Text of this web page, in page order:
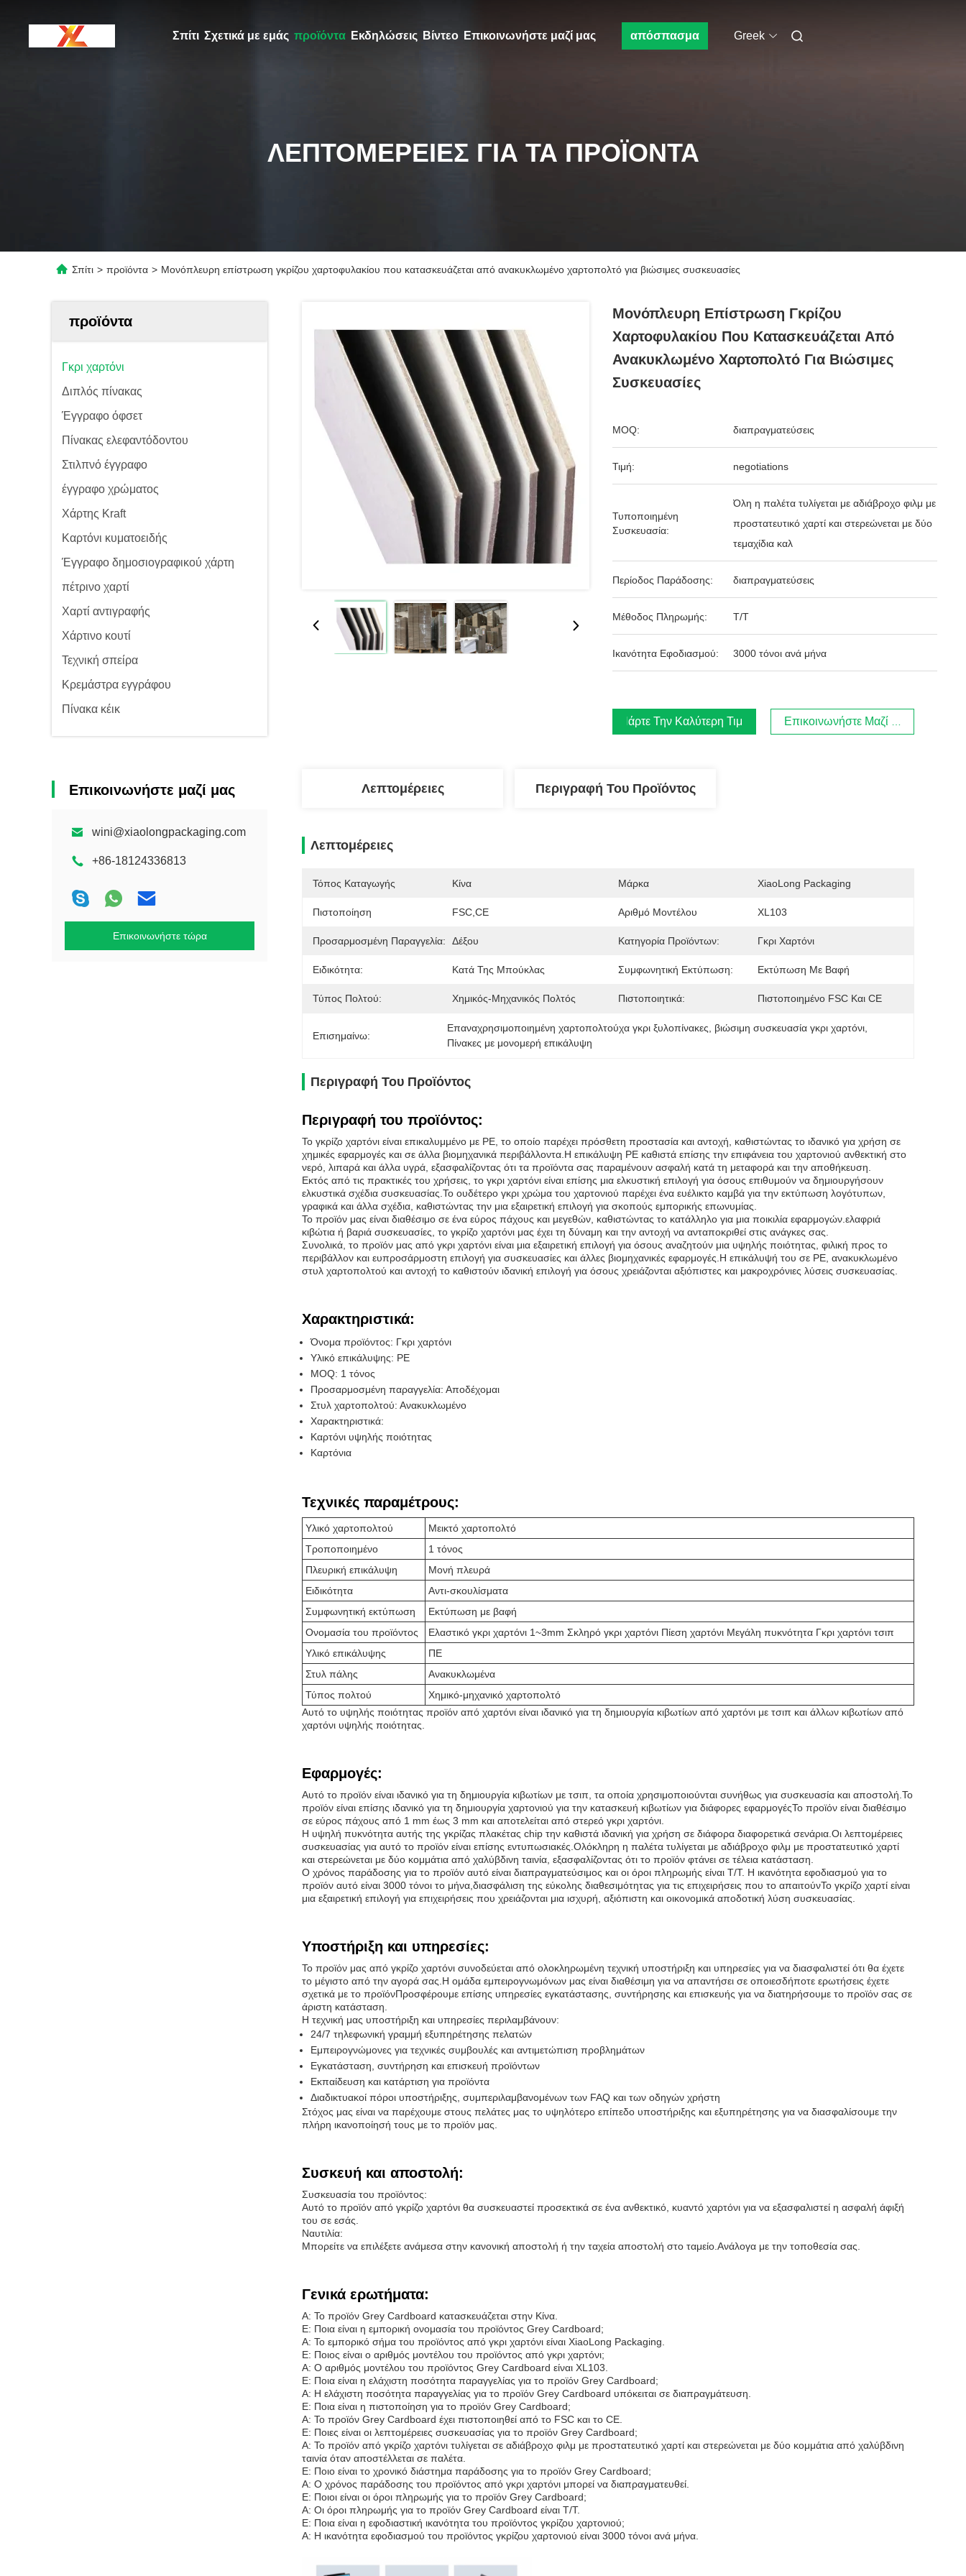
Σπίτι Σχετικά με εμάς προϊόντα Εκδηλώσεις Βίντεο Επικοινωνήστε μαζί μας απόσπασμα Greek
ΛΕΠΤΟΜΈΡΕΙΕΣ ΓΙΑ ΤΑ ΠΡΟΪΌΝΤΑ
Σπίτι > προϊόντα > Μονόπλευρη επίστρωση γκρίζου χαρτοφυλακίου που κατασκευάζεται από ανακυκλωμένο χαρτοπολτό για βιώσιμες συσκευασίες
προϊόντα
Γκρι χαρτόνι
Διπλός πίνακας
Έγγραφο όφσετ
Πίνακας ελεφαντόδοντου
Στιλπνό έγγραφο
έγγραφο χρώματος
Χάρτης Kraft
Καρτόνι κυματοειδής
Έγγραφο δημοσιογραφικού χάρτη
πέτρινο χαρτί
Χαρτί αντιγραφής
Χάρτινο κουτί
Τεχνική σπείρα
Κρεμάστρα εγγράφου
Πίνακα κέικ
Επικοινωνήστε μαζί μας
wini@xiaolongpackaging.com
+86-18124336813
Επικοινωνήστε τώρα
Μονόπλευρη Επίστρωση Γκρίζου
Χαρτοφυλακίου Που Κατασκευάζεται Από
Ανακυκλωμένο Χαρτοπολτό Για Βιώσιμες
Συσκευασίες
MOQ: διαπραγματεύσεις
Τιμή: negotiations
Τυποποιημένη
Συσκευασία:
Όλη η παλέτα τυλίγεται με αδιάβροχο φιλμ με
προστατευτικό χαρτί και στερεώνεται με δύο
τεμαχίδια καλ
Περίοδος Παράδοσης: διαπραγματεύσεις
Μέθοδος Πληρωμής: Τ/Τ
Ικανότητα Εφοδιασμού: 3000 τόνοι ανά μήνα
Πάρτε Την Καλύτερη Τιμή Επικοινωνήστε Μαζί Μας
Λεπτομέρειες Περιγραφή Του Προϊόντος
Λεπτομέρειες
Τόπος Καταγωγής Κίνα Μάρκα XiaoLong Packaging
Πιστοποίηση FSC,CE Αριθμό Μοντέλου XL103
Προσαρμοσμένη Παραγγελία: Δέξου Κατηγορία Προϊόντων: Γκρι Χαρτόνι
Ειδικότητα: Κατά Της Μπούκλας Συμφωνητική Εκτύπωση: Εκτύπωση Με Βαφή
Τύπος Πολτού: Χημικός-Μηχανικός Πολτός Πιστοποιητικά: Πιστοποιημένο FSC Και CE
Επισημαίνω:
Επαναχρησιμοποιημένη χαρτοπολτούχα γκρι ξυλοπίνακες βιώσιμη συσκευασία γκρι χαρτόνι
Πίνακες με μονομερή επικάλυψη
Περιγραφή Του Προϊόντος
Περιγραφή του προϊόντος:
Το γκρίζο χαρτόνι είναι επικαλυμμένο με PE, το οποίο παρέχει πρόσθετη προστασία και αντοχή, καθιστώντας το ιδανικό για χρήση σε
χημικές εφαρμογές και σε άλλα βιομηχανικά περιβάλλοντα.Η επικάλυψη PE καθιστά επίσης την επιφάνεια του χαρτονιού ανθεκτική στο
νερό, λιπαρά και άλλα υγρά, εξασφαλίζοντας ότι τα προϊόντα σας παραμένουν ασφαλή κατά τη μεταφορά και την αποθήκευση.
Εκτός από τις πρακτικές του χρήσεις, το γκρι χαρτόνι είναι επίσης μια ελκυστική επιλογή για όσους επιθυμούν να δημιουργήσουν
ελκυστικά σχέδια συσκευασίας.Το ουδέτερο γκρι χρώμα του χαρτονιού παρέχει ένα ευέλικτο καμβά για την εκτύπωση λογότυπων,
γραφικά και άλλα σχέδια, καθιστώντας την μια εξαιρετική επιλογή για σκοπούς εμπορικής επωνυμίας.
Το προϊόν μας είναι διαθέσιμο σε ένα εύρος πάχους και μεγεθών, καθιστώντας το κατάλληλο για μια ποικιλία εφαρμογών.ελαφριά
κιβώτια ή βαριά συσκευασίες, το γκρίζο χαρτόνι μας έχει τη δύναμη και την αντοχή να ανταποκριθεί στις ανάγκες σας.
Συνολικά, το προϊόν μας από γκρι χαρτόνι είναι μια εξαιρετική επιλογή για όσους αναζητούν μια υψηλής ποιότητας, φιλική προς το
περιβάλλον και ευπροσάρμοστη επιλογή για συσκευασίες και άλλες βιομηχανικές εφαρμογές.Η επικάλυψή του σε PE, ανακυκλωμένο
στυλ χαρτοπολτού και αντοχή το καθιστούν ιδανική επιλογή για όσους χρειάζονται αξιόπιστες και μακροχρόνιες λύσεις συσκευασίας.
Χαρακτηριστικά:
Όνομα προϊόντος: Γκρι χαρτόνι
Υλικό επικάλυψης: PE
MOQ: 1 τόνος
Προσαρμοσμένη παραγγελία: Αποδέχομαι
Στυλ χαρτοπολτού: Ανακυκλωμένο
Χαρακτηριστικά:
Καρτόνι υψηλής ποιότητας
Καρτόνια
Τεχνικές παραμέτρους:
Υλικό χαρτοπολτού
Μεικτό χαρτοπολτό
Τροποποιημένο
1 τόνος
Πλευρική επικάλυψη
Μονή πλευρά
Ειδικότητα
Αντι-σκουλίσματα
Συμφωνητική εκτύπωση
Εκτύπωση με βαφή
Ονομασία του προϊόντος
Ελαστικό γκρι χαρτόνι 1~3mm Σκληρό γκρι χαρτόνι Πίεση χαρτόνι Μεγάλη πυκνότητα Γκρι χαρτόνι τσιπ
Υλικό επικάλυψης
ΠΕ
Στυλ πάλης
Ανακυκλωμένα
Τύπος πολτού
Χημικό-μηχανικό χαρτοπολτό
Αυτό το υψηλής ποιότητας προϊόν από χαρτόνι είναι ιδανικό για τη δημιουργία κιβωτίων από χαρτόνι με τσιπ και άλλων κιβωτίων από
χαρτόνι υψηλής ποιότητας.
Εφαρμογές:
Αυτό το προϊόν είναι ιδανικό για τη δημιουργία κιβωτίων με τσιπ, τα οποία χρησιμοποιούνται συνήθως για συσκευασία και αποστολή.Το
προϊόν είναι επίσης ιδανικό για τη δημιουργία χαρτονιού για την κατασκευή κιβωτίων για διάφορες εφαρμογέςΤο προϊόν είναι διαθέσιμο
σε εύρος πάχους από 1 mm έως 3 mm και αποτελείται από στερεό γκρι χαρτόνι.
Η υψηλή πυκνότητα αυτής της γκρίζας πλακέτας chip την καθιστά ιδανική για χρήση σε διάφορα διαφορετικά σενάρια.Οι λεπτομέρειες
συσκευασίας για αυτό το προϊόν είναι επίσης εντυπωσιακές.Ολόκληρη η παλέτα τυλίγεται με αδιάβροχο φιλμ με προστατευτικό χαρτί
και στερεώνεται με δύο κομμάτια από χαλύβδινη ταινία, εξασφαλίζοντας ότι το προϊόν φτάνει σε τέλεια κατάσταση.
Ο χρόνος παράδοσης για το προϊόν αυτό είναι διαπραγματεύσιμος και οι όροι πληρωμής είναι T/T. Η ικανότητα εφοδιασμού για το
προϊόν αυτό είναι 3000 τόνοι το μήνα,διασφάλιση της εύκολης διαθεσιμότητας για τις επιχειρήσεις που το απαιτούνΤο γκρίζο χαρτί είναι
μια εξαιρετική επιλογή για επιχειρήσεις που χρειάζονται μια ισχυρή, αξιόπιστη και οικονομικά αποδοτική λύση συσκευασίας.
Υποστήριξη και υπηρεσίες:
Το προϊόν μας από γκρίζο χαρτόνι συνοδεύεται από ολοκληρωμένη τεχνική υποστήριξη και υπηρεσίες για να διασφαλιστεί ότι θα έχετε
το μέγιστο από την αγορά σας.Η ομάδα εμπειρογνωμόνων μας είναι διαθέσιμη για να απαντήσει σε οποιεσδήποτε ερωτήσεις έχετε
σχετικά με το προϊόνΠροσφέρουμε επίσης υπηρεσίες εγκατάστασης, συντήρησης και επισκευής για να διατηρήσουμε το προϊόν σας σε
άριστη κατάσταση.
Η τεχνική μας υποστήριξη και υπηρεσίες περιλαμβάνουν:
24/7 τηλεφωνική γραμμή εξυπηρέτησης πελατών
Εμπειρογνώμονες για τεχνικές συμβουλές και αντιμετώπιση προβλημάτων
Εγκατάσταση, συντήρηση και επισκευή προϊόντων
Εκπαίδευση και κατάρτιση για προϊόντα
Διαδικτυακοί πόροι υποστήριξης, συμπεριλαμβανομένων των FAQ και των οδηγών χρήστη
Στόχος μας είναι να παρέχουμε στους πελάτες μας το υψηλότερο επίπεδο υποστήριξης και εξυπηρέτησης για να διασφαλίσουμε την
πλήρη ικανοποίησή τους με το προϊόν μας.
Συσκευή και αποστολή:
Συσκευασία του προϊόντος:
Αυτό το προϊόν από γκρίζο χαρτόνι θα συσκευαστεί προσεκτικά σε ένα ανθεκτικό, κυαντό χαρτόνι για να εξασφαλιστεί η ασφαλή άφιξή
του σε εσάς.
Ναυτιλία:
Μπορείτε να επιλέξετε ανάμεσα στην κανονική αποστολή ή την ταχεία αποστολή στο ταμείο.Ανάλογα με την τοποθεσία σας.
Γενικά ερωτήματα:
Α: Το προϊόν Grey Cardboard κατασκευάζεται στην Κίνα.
Ε: Ποια είναι η εμπορική ονομασία του προϊόντος Grey Cardboard;
Α: Το εμπορικό σήμα του προϊόντος από γκρι χαρτόνι είναι XiaoLong Packaging.
Ε: Ποιος είναι ο αριθμός μοντέλου του προϊόντος από γκρι χαρτόνι;
Α: Ο αριθμός μοντέλου του προϊόντος Grey Cardboard είναι XL103.
Ε: Ποια είναι η ελάχιστη ποσότητα παραγγελίας για το προϊόν Grey Cardboard;
Α: Η ελάχιστη ποσότητα παραγγελίας για το προϊόν Grey Cardboard υπόκειται σε διαπραγμάτευση.
Ε: Ποια είναι η πιστοποίηση για το προϊόν Grey Cardboard;
Α: Το προϊόν Grey Cardboard έχει πιστοποιηθεί από το FSC και το CE.
Ε: Ποιες είναι οι λεπτομέρειες συσκευασίας για το προϊόν Grey Cardboard;
Α: Το προϊόν από γκρίζο χαρτόνι τυλίγεται σε αδιάβροχο φιλμ με προστατευτικό χαρτί και στερεώνεται με δύο κομμάτια από χαλύβδινη
ταινία όταν αποστέλλεται σε παλέτα.
Ε: Ποιο είναι το χρονικό διάστημα παράδοσης για το προϊόν Grey Cardboard;
Α: Ο χρόνος παράδοσης του προϊόντος από γκρι χαρτόνι μπορεί να διαπραγματευθεί.
Ε: Ποιοι είναι οι όροι πληρωμής για το προϊόν Grey Cardboard;
Α: Οι όροι πληρωμής για το προϊόν Grey Cardboard είναι T/T.
Ε: Ποια είναι η εφοδιαστική ικανότητα του προϊόντος γκρίζου χαρτονιού;
Α: Η ικανότητα εφοδιασμού του προϊόντος γκρίζου χαρτονιού είναι 3000 τόνοι ανά μήνα.